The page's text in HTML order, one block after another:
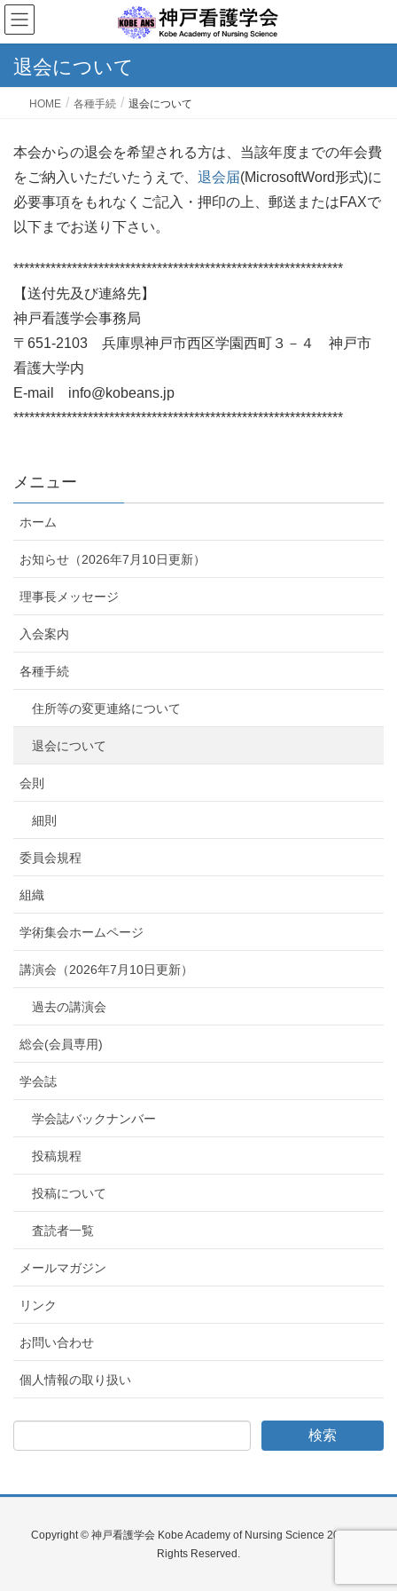
退会について
HOME 各種手続 退会について
本会からの退会を希望される方は、当該年度までの年会費
をご納入いただいたうえで、 退会届(MicrosoftWord形式)に
必要事項をもれなくご記入・押印の上、郵送またはFAXで
以下までお送り下さい。
**************************************************************
【送付先及び連絡先】
神戸看護学会事務局
〒651-2103 兵庫県神戸市西区学園西町３－４ 神戸市
看護大学内
E-mail info@kobeans.jp
**************************************************************
メニュー
ホーム
お知らせ（2026年7月10日更新）
理事長メッセージ
入会案内
各種手続
住所等の変更連絡について
退会について
会則
細則
委員会規程
組織
学術集会ホームページ
講演会（2026年7月10日更新）
過去の講演会
総会(会員専用)
学会誌
学会誌バックナンバー
投稿規程
投稿について
査読者一覧
メールマガジン
リンク
お問い合わせ
個人情報の取り扱い
Copyright © 神戸看護学会 Kobe Academy of Nursing Science 2017 All
Rights Reserved.